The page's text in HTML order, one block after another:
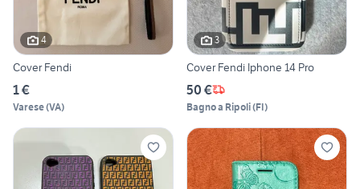
4
Cover Fendi
1 €
Varese(VA)
3
Cover Fendi Iphone 14 Pro
50 €
Bagno a Ripoli(FI)